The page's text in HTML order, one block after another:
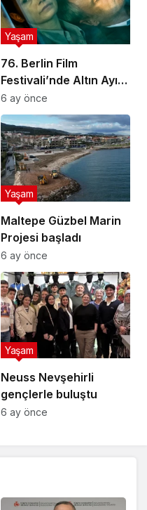
76. Berlin Film
Festivali’nde Altın Ayı
ödülünü Sarı Zarflar
kazandı
Yaşam
6 ay önce
Maltepe Güzbel Marin
Projesi başladı
Yaşam
6 ay önce
Neuss Nevşehirli
gençlerle buluştu
Yaşam
6 ay önce